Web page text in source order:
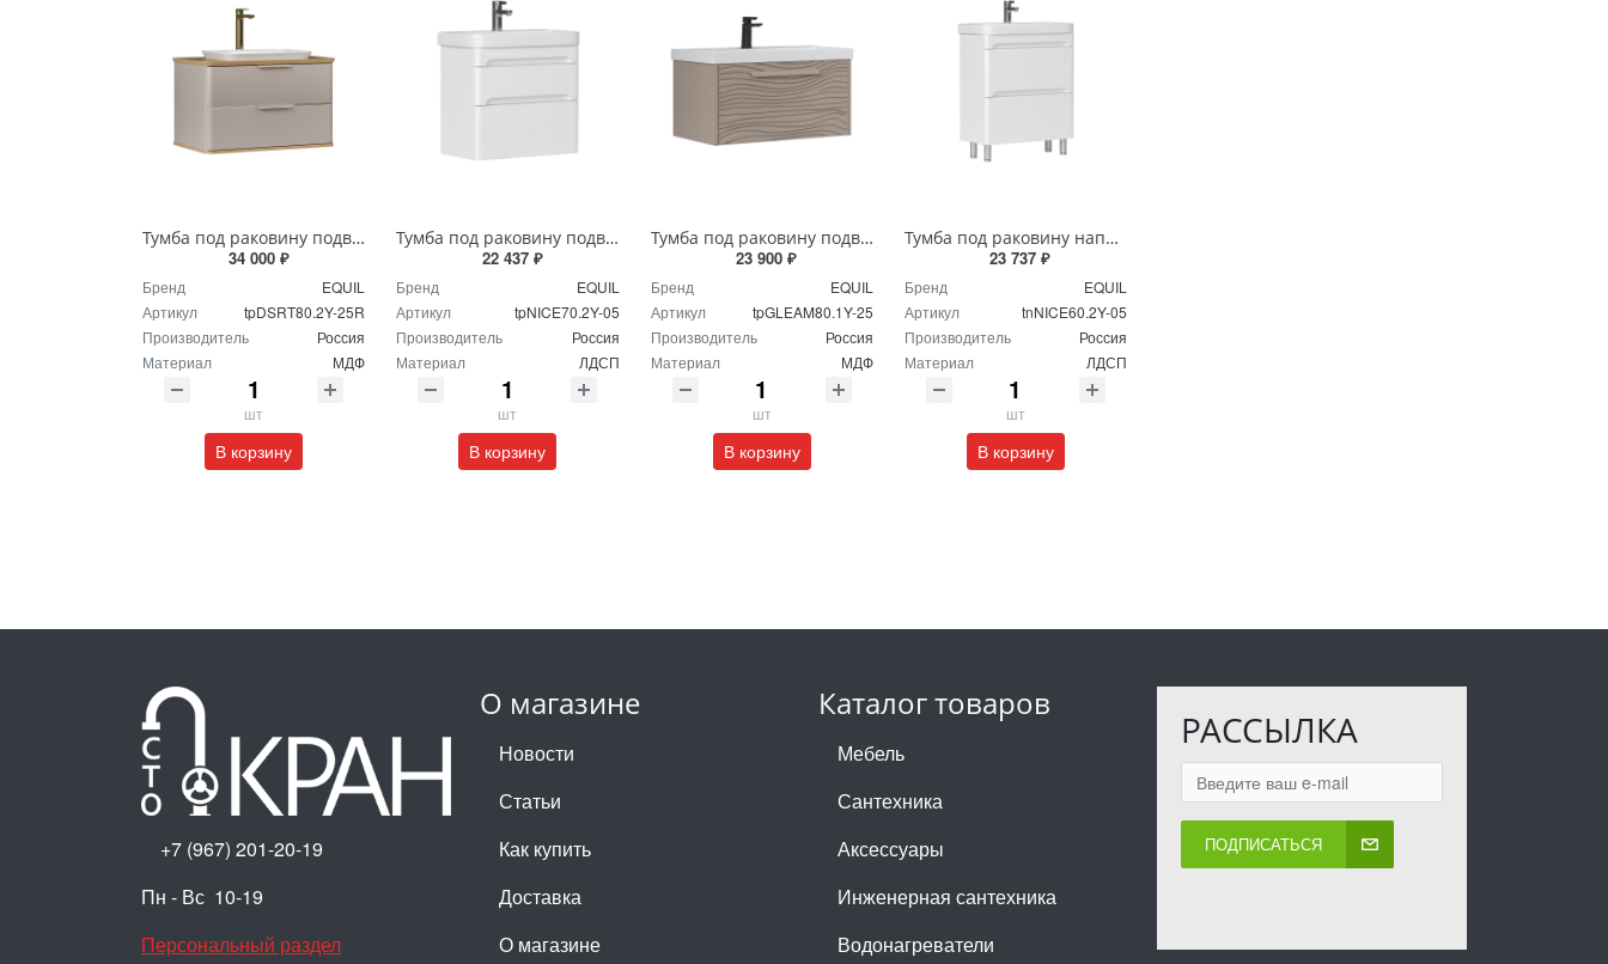
Тумба под раковину подвесная EQUIL Десерт 80.2Я/Desert 80.2Y с ручками в цвет амарок tpDSRT80.2Y-25R амарок/дуб
34 000 ₽
Бренд
EQUIL
Артикул
tpDSRT80.2Y-25R
Производитель
Россия
Материал
МДФ
шт
В корзину
Тумба под раковину подвесная EQUIL Найс 70 см tpNICE70.2Y-05 белая
22 437 ₽
Бренд
EQUIL
Артикул
tpNICE70.2Y-05
Производитель
Россия
Материал
ЛДСП
шт
В корзину
Тумба под раковину подвесная EQUIL Глеам 80.1Я/Gleam 80.1Y амарок/дуб вотан tpGLEAM80.1Y-25
23 900 ₽
Бренд
EQUIL
Артикул
tpGLEAM80.1Y-25
Производитель
Россия
Материал
МДФ
шт
В корзину
Тумба под раковину напольная EQUIL Найс 60 см tnNICE60.2Y-05 белая
23 737 ₽
Бренд
EQUIL
Артикул
tnNICE60.2Y-05
Производитель
Россия
Материал
ЛДСП
шт
В корзину
О магазине
Новости
Статьи
Как купить
Доставка
О магазине
Каталог товаров
Мебель
Сантехника
Аксессуары
Инженерная сантехника
Водонагреватели
РАССЫЛКА
ПОДПИСАТЬСЯ
+7 (967) 201-20-19
Пн - Вс 10-19
Персональный раздел